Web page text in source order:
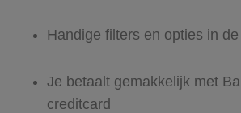
Handige filters en opties in
Je betaalt gemakkelijk met
creditcard